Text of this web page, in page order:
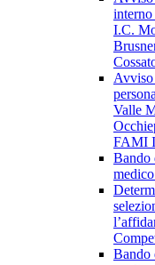
I.C.
Avviso
Valle
FAMI
Bando
Bando